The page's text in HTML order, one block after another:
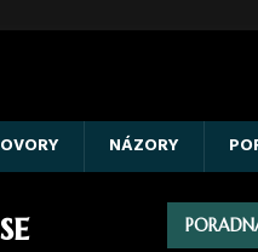
NÁZORY